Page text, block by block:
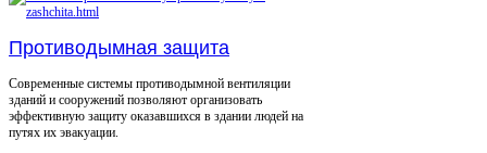
Противодымная защита
Современные системы противодымной вентиляции
зданий и сооружений позволяют организовать
эффективную защиту оказавшихся в здании людей на
путях их эвакуации.